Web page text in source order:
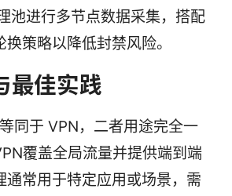
池进行多节点数据采集，搭配
策略以降低封禁风险。
最佳实践
同于 VPN，二者用途完全一
覆盖全局流量并提供端到端
通常用于特定应用或场景，需